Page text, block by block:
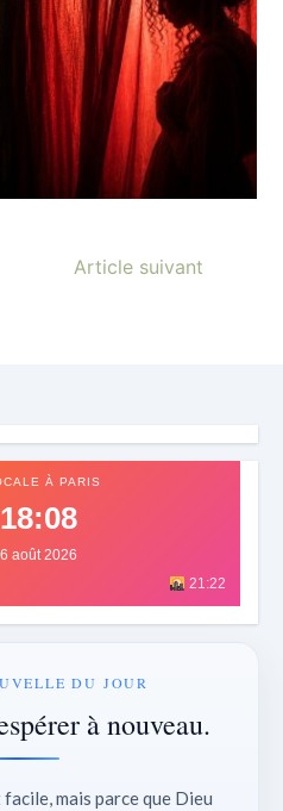
Article suivant
À PARIS
août 2026
21:22
DU JOUR
à nouveau.
mais parce que Dieu